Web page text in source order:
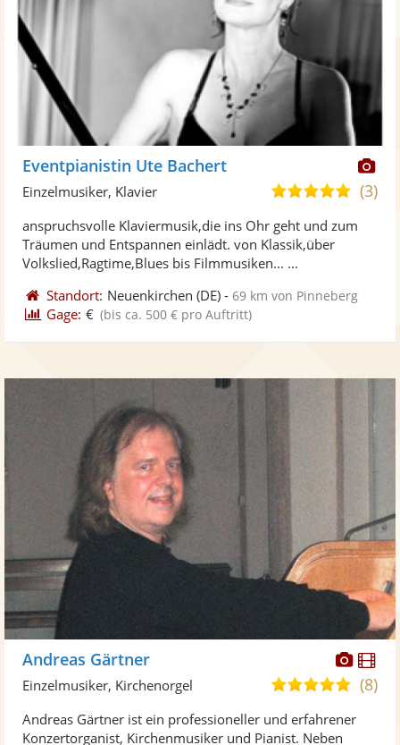
Eventpianistin Ute Bachert
5,0
5
(3)
Einzelmusiker, Klavier
anspruchsvolle Klaviermusik,die ins Ohr geht und zum
Träumen und Entspannen einlädt. von Klassik,über
Volkslied,Ragtime,Blues bis Filmmusiken... ...
Standort: Neuenkirchen (DE) -69 km von Pinneberg
Gage: € (bis ca. 500 € pro Auftritt)
Fotos
Andreas Gärtner
5,0
5
(8)
Einzelmusiker, Kirchenorgel
Andreas Gärtner ist ein professioneller und erfahrener
Konzertorganist, Kirchenmusiker und Pianist. Neben